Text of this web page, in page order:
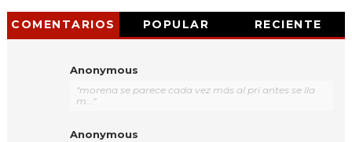
COMENTARIOS POPULAR RECIENTE
Anonymous
"morena se parece cada vez más al pri antes se lla
m..."
Anonymous